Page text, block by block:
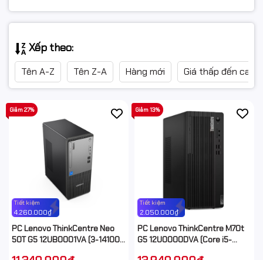
Xếp theo:
Tên A-Z Tên Z-A Hàng mới Giá thấp đến cao
Tiết kiệm
4.260.000₫
Giảm 27%
PC Lenovo ThinkCentre Neo
50T G5 12UB0001VA (3-14100 /
Tiết kiệm
2.050.000₫
Giảm 13%
PC Lenovo ThinkCentre M70t
G5 12U0000DVA (Core i5-